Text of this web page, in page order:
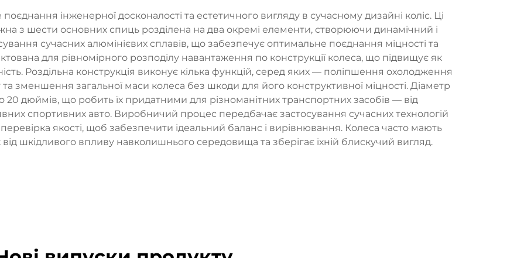
інженерної досконалості та естетичного вигляду в сучасному дизайні коліс. Ці
з шести основних спиць розділена на два окремі елементи, створюючи динамічний і
сучасних алюмінієвих сплавів, що забезпечує оптимальне поєднання міцності та
для рівномірного розподілу навантаження по конструкції колеса, що підвищує як
Роздільна конструкція виконує кілька функцій, серед яких — поліпшення охолодження
зменшення загальної маси колеса без шкоди для його конструктивної міцності. Діаметр
20 дюймів, що робить їх придатними для різноманітних транспортних засобів — від
спортивних авто. Виробничий процес передбачає застосування сучасних технологій
якості, щоб забезпечити ідеальний баланс і вирівнювання. Колеса часто мають
шкідливого впливу навколишнього середовища та зберігає їхній блискучий вигляд.